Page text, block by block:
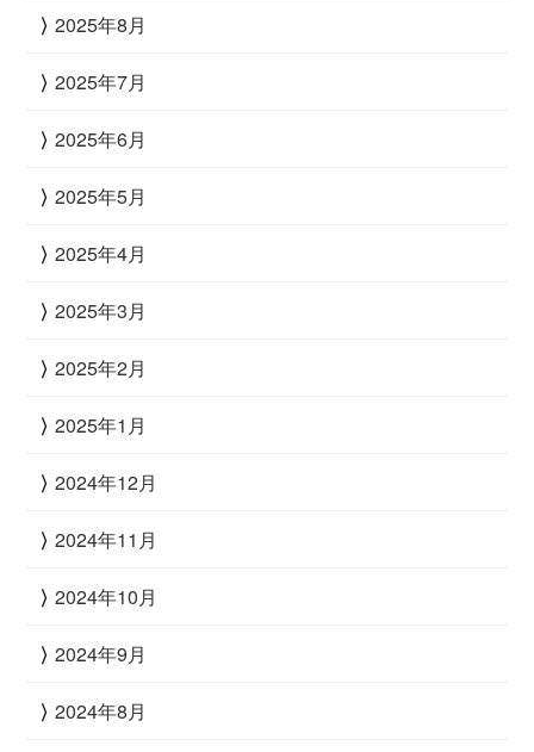
2025年8月
2025年7月
2025年6月
2025年5月
2025年4月
2025年3月
2025年2月
2025年1月
2024年12月
2024年11月
2024年10月
2024年9月
2024年8月